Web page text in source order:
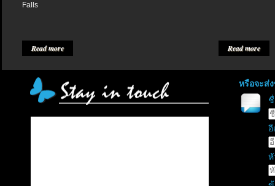
Falls
Read more Read more
หรือจะส่
อี
หั